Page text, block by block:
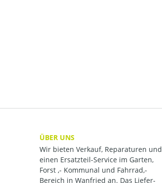
ÜBER UNS
Wir bieten Verkauf, Reparaturen und
einen Ersatzteil-Service im Garten,
Forst ,- Kommunal und Fahrrad,-
Bereich in Wanfried an. Das Liefer-